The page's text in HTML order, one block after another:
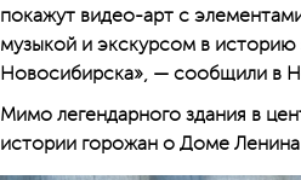
покажут видео-арт с
музыкой и экскурсом в историю
Новосибирска», — сообщили в
Мимо легендарного здания в
истории горожан о Доме